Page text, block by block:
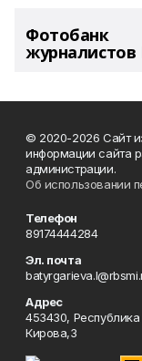
Фотобанк
журналистов
© 2020-2026 Сайт
информации сайта
администрации.
Об использовании
Телефон
89174444284
Эл. почта
Адрес
453430,
Кирова,3